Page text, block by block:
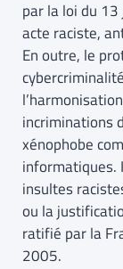
par la loi du
acte raciste,
En outre, le
incriminations
xénophobe
informatiques.
insultes
ou la
ratifié par la
2005.